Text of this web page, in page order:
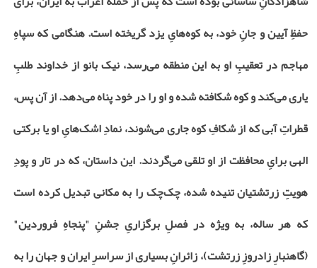
حفظِ آیین و جانِ خود، به کوه‌هایِ یزد گریخته است. هنگامی که سپاهِ
مهاجم در تعقیبِ او به این منطقه می‌رسد، نیک بانو از خداوند طلبِ
یاری می‌کند و کوه شکافته شده و او را در خود پناه می‌دهد. از آن پس،
قطراتِ آبی که از شکافِ کوه جاری می‌شوند، نمادِ اشک‌هایِ او یا برکتی
الهی برایِ محافظت از او تلقی می‌گردند. این داستان، که در تار و پودِ
هویتِ زرتشتیان تنیده شده، چک‌چک را به مکانی تبدیل کرده است
که هر ساله، به ویژه در فصلِ برگزاریِ جشنِ "پنجاهِ فروردین"
(گاهنبارِ زادروزِ زرتشت)، زائرانِ بسیاری از سراسرِ ایران و جهان را به